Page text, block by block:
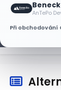
AnTePo
Při obchodování